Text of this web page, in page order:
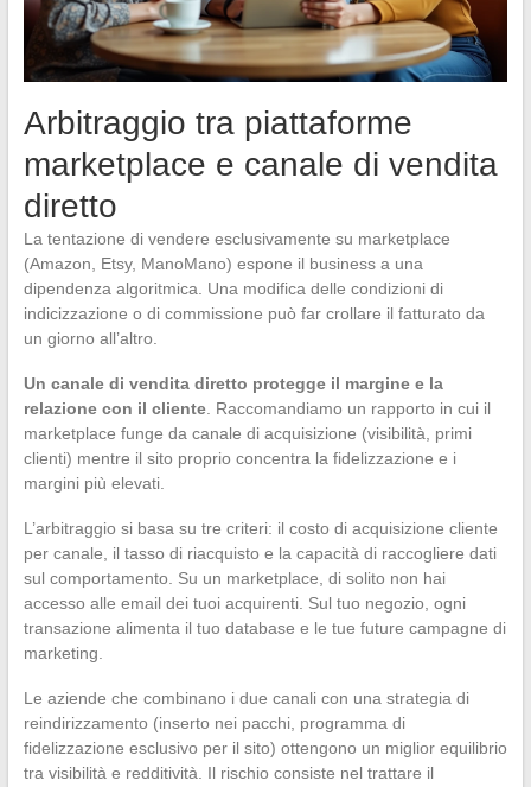
Arbitraggio tra piattaforme
marketplace e canale di vendita
diretto
La tentazione di vendere esclusivamente su marketplace
(Amazon, Etsy, ManoMano) espone il business a una
dipendenza algoritmica. Una modifica delle condizioni di
indicizzazione o di commissione può far crollare il fatturato da
un giorno all’altro.
Un canale di vendita diretto protegge il margine e la
relazione con il cliente. Raccomandiamo un rapporto in cui il
marketplace funge da canale di acquisizione (visibilità, primi
clienti) mentre il sito proprio concentra la fidelizzazione e i
margini più elevati.
L’arbitraggio si basa su tre criteri: il costo di acquisizione cliente
per canale, il tasso di riacquisto e la capacità di raccogliere dati
sul comportamento. Su un marketplace, di solito non hai
accesso alle email dei tuoi acquirenti. Sul tuo negozio, ogni
transazione alimenta il tuo database e le tue future campagne di
marketing.
Le aziende che combinano i due canali con una strategia di
reindirizzamento (inserto nei pacchi, programma di
fidelizzazione esclusivo per il sito) ottengono un miglior equilibrio
tra visibilità e redditività. Il rischio consiste nel trattare il